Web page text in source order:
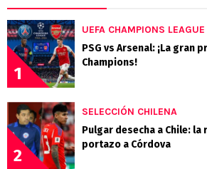
1
UEFA CHAMPIONS LEAGUE
PSG vs Arsenal: ¡La gran
Champions!
2
SELECCIÓN CHILENA
Pulgar desecha a Chile:
portazo a Córdova